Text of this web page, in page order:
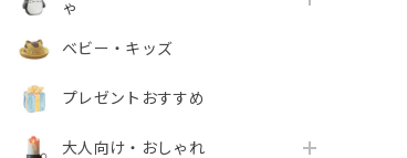
ゃ
ベビー・キッズ
プレゼントおすすめ
大人向け・おしゃれ